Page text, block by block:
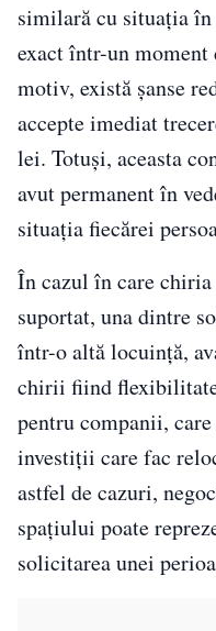
similară cu situația în
exact într-un
motiv, există șanse
accepte imediat
lei. Totuși, aceasta
avut permanent în
situația fiecărei
În cazul în care
suportat, una dintre
într-o altă locuință,
chirii fiind
pentru companii,
investiții care fac
astfel de cazuri,
spațiului poate
solicitarea unei